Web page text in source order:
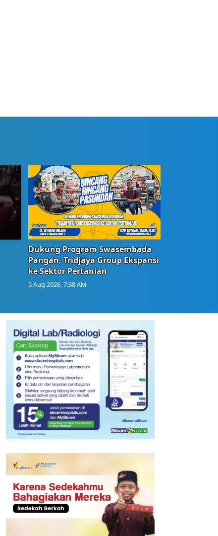
Dukung Program Swasembada
Pangan, Tridjaya Group Ekspansi
ke Sektor Pertanian
5 Aug 2026, 7:38 AM